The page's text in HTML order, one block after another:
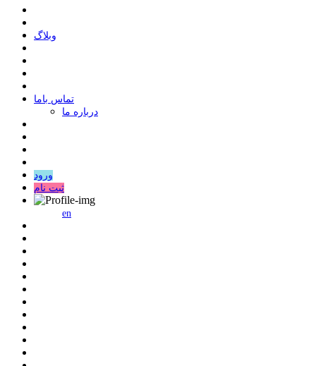
وبلاگ
ﺗﻤﺎﺱ ﺑﺎﻣﺎ
درباره ما
ورود
ثبت نام
en